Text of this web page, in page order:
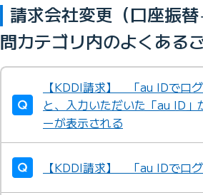
請求会社変更（口座振
問カテゴリ内のよくある
【KDDI請求】 「au IDでロ
と、入力いただいた「au ID
ーが表示される
【KDDI請求】 「au IDでロ